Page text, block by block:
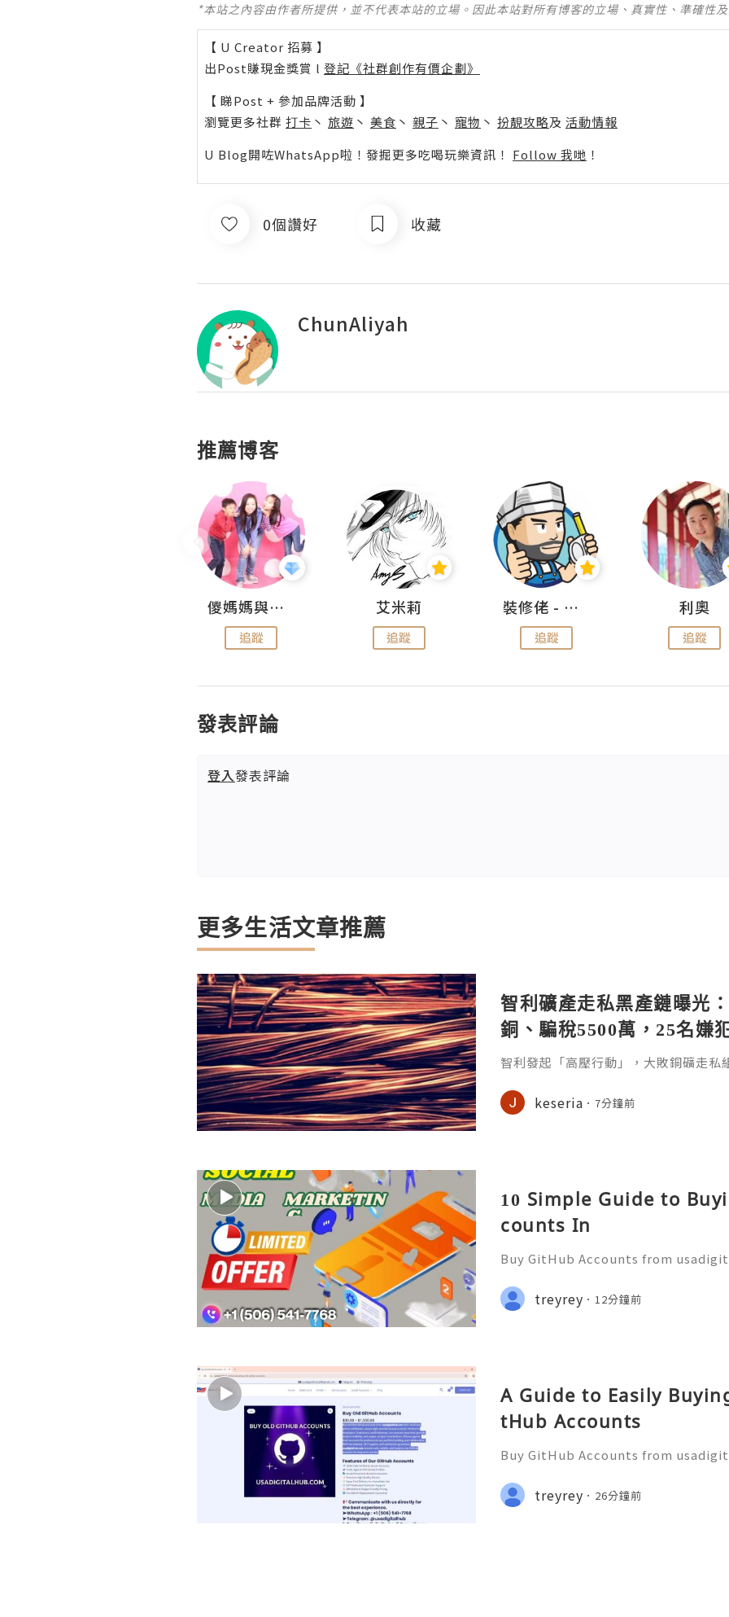
*本站之內容由作者所提供，並不代表本站的立場。因此本站對所有博客的立場、真實性、準確性
【 U Creator 招募 】
出Post賺現金獎賞 l 登記《社群創作有價企劃》
【 睇Post + 參加品牌活動 】
瀏覽更多社群 打卡 丶 旅遊 丶 美食 丶 親子 丶 寵物 丶 扮靚攻略及 活動情報
U Blog開咗WhatsApp啦！發掘更多吃喝玩樂資訊！ Follow 我哋 ！
0個讚好 收藏
ChunAliyah
推薦博客
儍媽媽與兩隻小魔怪之家
追蹤
艾米莉
追蹤
裝修佬 - 香港一站式網上裝修平台
追蹤
利奧
追蹤
發表評論
登入發表評論
更多生活文章推薦
智利礦產走私黑產鏈曝光
銅、騙稅5500萬，25名嫌
智利發起「高壓行動」，大敗銅礦走
團以卡車將竊得的銅料運至智利北部
e），5年間竊取價值逾9.1億美元。是
keseria 7分鐘前
10 Simple Guide to
counts In
Buy GitHub Accounts from
pp :+1 (506) 541-7768
b 💫💎💲💫🌐✨💎Discord:
treyrey 12分鐘前
A Guide to Easily
tHub Accounts
Buy GitHub Accounts from
pp :+1 (506) 541-7768
b 💫💎💲💫🌐✨💎Discord:
treyrey 26分鐘前